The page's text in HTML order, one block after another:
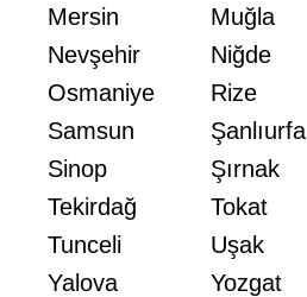
Mersin
Muğla
Nevşehir
Niğde
Osmaniye
Rize
Samsun
Şanlıurfa
Sinop
Şırnak
Tekirdağ
Tokat
Tunceli
Uşak
Yalova
Yozgat